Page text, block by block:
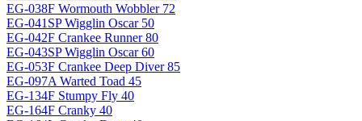
EG-038F Wormouth Wobbler 72
EG-041SP Wigglin Oscar 50
EG-042F Crankee Runner 80
EG-043SP Wigglin Oscar 60
EG-053F Crankee Deep Diver 85
EG-097A Warted Toad 45
EG-134F Stumpy Fly 40
EG-164F Cranky 40